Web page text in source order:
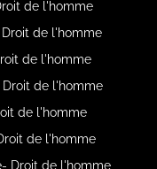
de l'homme
de l'homme
de l'homme
de l'homme
de l'homme
de l'homme
Droit de l'homme